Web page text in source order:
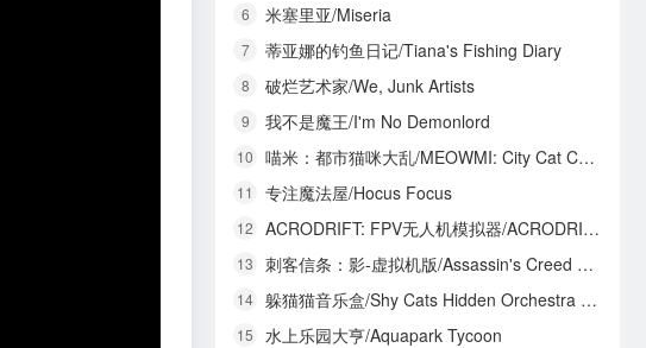
6 米塞里亚/Miseria
7 蒂亚娜的钓鱼日记/Tiana's Fishing Diary
8 破烂艺术家/We, Junk Artists
9 我不是魔王/I'm No Demonlord
10 喵米：都市猫咪大乱/MEOWMI: City Cat Chaos
11 专注魔法屋/Hocus Focus
12 ACRODRIFT: FPV无人机模拟器/ACRODRIFT: FPV Drone Simulator
13 刺客信条：影-虚拟机版/Assassin's Creed Shadows HYPERVISOR
14 躲猫猫音乐盒/Shy Cats Hidden Orchestra 2 - The Return
15 水上乐园大亨/Aquapark Tycoon